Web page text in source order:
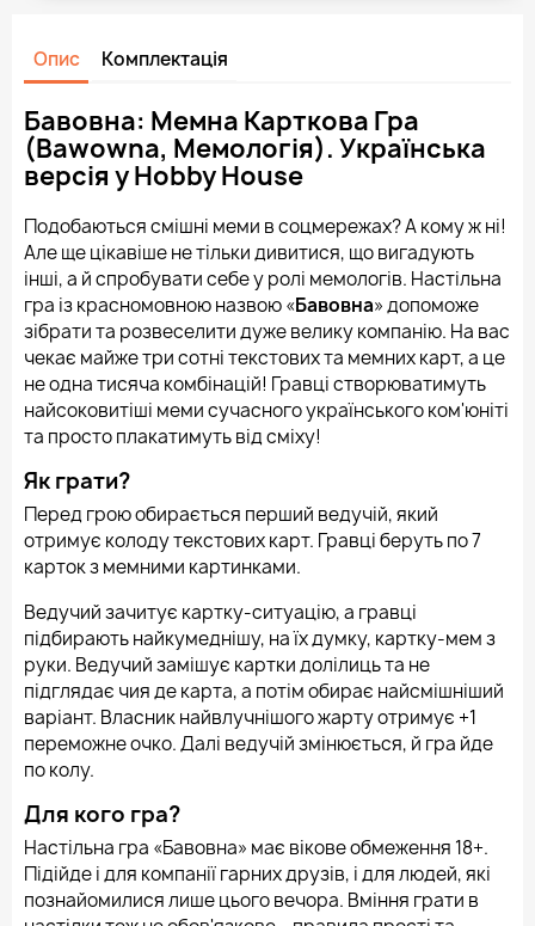
Опис Комплектація
Бавовна: Мемна Карткова Гра
(Bawowna, Мемологія). Українська
версія у Hobby House
Подобаються смішні меми в соцмережах? А кому ж ні!
Але ще цікавіше не тільки дивитися, що вигадують
інші, а й спробувати себе у ролі мемологів. Настільна
гра із красномовною назвою «Бавовна» допоможе
зібрати та розвеселити дуже велику компанію. На вас
чекає майже три сотні текстових та мемних карт, а це
не одна тисяча комбінацій! Гравці створюватимуть
найсоковитіші меми сучасного українського ком'юніті
та просто плакатимуть від сміху!
Як грати?
Перед грою обирається перший ведучій, який
отримує колоду текстових карт. Гравці беруть по 7
карток з мемними картинками.
Ведучий зачитує картку-ситуацію, а гравці
підбирають найкумеднішу, на їх думку, картку-мем з
руки. Ведучий замішує картки долілиць та не
підглядає чия де карта, а потім обирає найсмішніший
варіант. Власник найвлучнішого жарту отримує +1
переможне очко. Далі ведучій змінюється, й гра йде
по колу.
Для кого гра?
Настільна гра «Бавовна» має вікове обмеження 18+.
Підійде і для компанії гарних друзів, і для людей, які
познайомилися лише цього вечора. Вміння грати в